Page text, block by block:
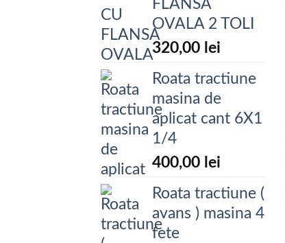
FLANSA
OVALA 2 TOLI
320,00 lei
Roata tractiune
masina de
aplicat cant 6X1
1/4
400,00 lei
Roata tractiune (
avans ) masina 4
fete